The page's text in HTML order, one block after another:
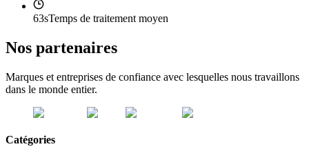
63sTemps de traitement moyen
Nos partenaires
Marques et entreprises de confiance avec lesquelles nous travaillons
dans le monde entier.
Catégories